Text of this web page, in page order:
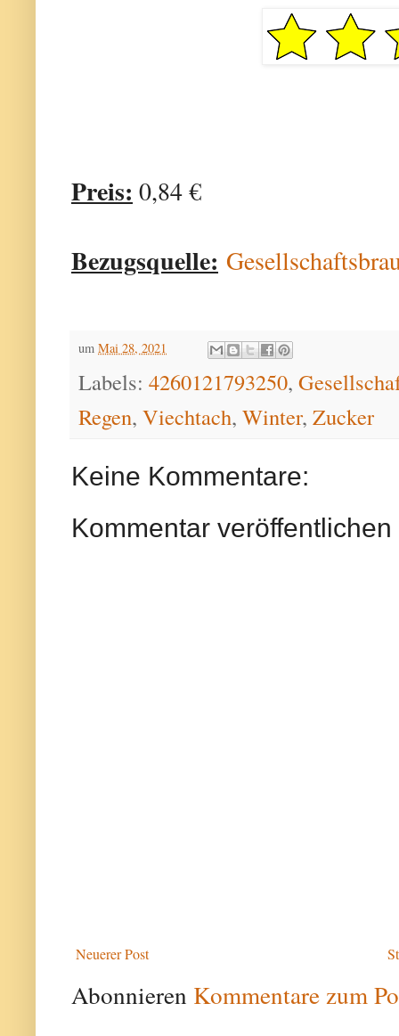
Preis: 0,84 €
Bezugsquelle:
um Mai 28, 2021
Labels: 4260121793250,
Regen, Viechtach, Winter, Zucker
Keine Kommentare:
Kommentar veröffentlichen
Neuerer Post
Abonnieren Kommentare zum